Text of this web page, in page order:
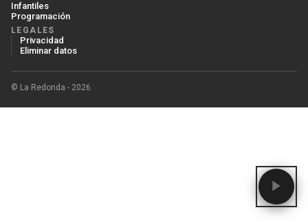
Infantiles
Programación
LEGALES
Privacidad
Eliminar datos
© La Redonda - 2026